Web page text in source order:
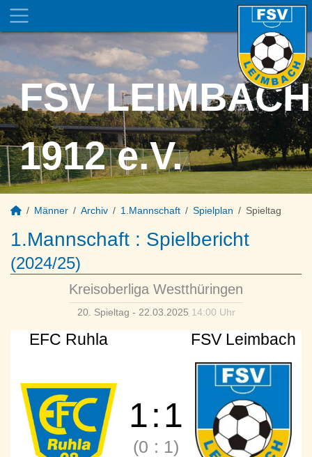
FSV LEIMBACH
1912 e.V.
Männer Archiv 1.Mannschaft Spielplan Spieltag
1.Mannschaft : Spielbericht
(2024/25)
Kreisoberliga Westthüringen
20. Spieltag - 22.03.2025 14:00 Uhr
EFC Ruhla FSV Leimbach
1:1
(0 : 1)